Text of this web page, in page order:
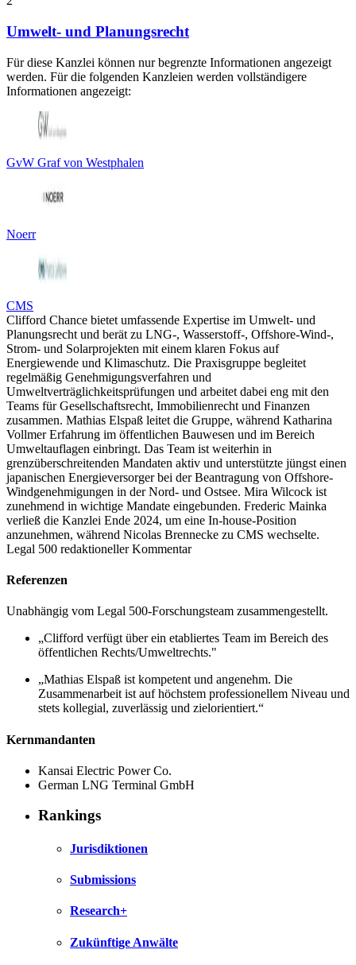
Umwelt- und Planungsrecht
Für diese Kanzlei können nur begrenzte Informationen angezeigt
werden. Für die folgenden Kanzleien werden vollständigere
Informationen angezeigt:
GvW Graf von Westphalen
Noerr
CMS
Clifford Chance bietet umfassende Expertise im Umwelt- und
Planungsrecht und berät zu LNG-, Wasserstoff-, Offshore-Wind-,
Strom- und Solarprojekten mit einem klaren Fokus auf
Energiewende und Klimaschutz. Die Praxisgruppe begleitet
regelmäßig Genehmigungsverfahren und
Umweltverträglichkeitsprüfungen und arbeitet dabei eng mit den
Teams für Gesellschaftsrecht, Immobilienrecht und Finanzen
zusammen. Mathias Elspaß leitet die Gruppe, während Katharina
Vollmer Erfahrung im öffentlichen Bauwesen und im Bereich
Umweltauflagen einbringt. Das Team ist weiterhin in
grenzüberschreitenden Mandaten aktiv und unterstützte jüngst einen
japanischen Energieversorger bei der Beantragung von Offshore-
Windgenehmigungen in der Nord- und Ostsee. Mira Wilcock ist
zunehmend in wichtige Mandate eingebunden. Frederic Mainka
verließ die Kanzlei Ende 2024, um eine In-house-Position
anzunehmen, während Nicolas Brennecke zu CMS wechselte.
Legal 500 redaktioneller Kommentar
Referenzen
Unabhängig vom Legal 500-Forschungsteam zusammengestellt.
„Clifford verfügt über ein etabliertes Team im Bereich des
öffentlichen Rechts/Umweltrechts."
„Mathias Elspaß ist kompetent und angenehm. Die
Zusammenarbeit ist auf höchstem professionellem Niveau und
stets kollegial, zuverlässig und zielorientiert.“
Kernmandanten
Kansai Electric Power Co.
German LNG Terminal GmbH
Rankings
Jurisdiktionen
Submissions
Research+
Zukünftige Anwälte